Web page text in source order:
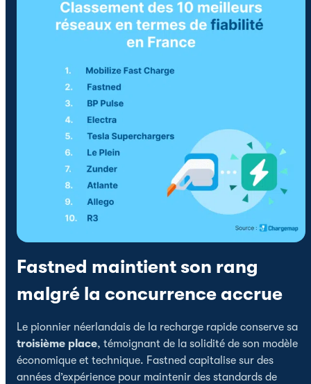
Fastned maintient son rang
malgré la concurrence accrue
Le pionnier néerlandais de la recharge rapide conserve sa
troisième place, témoignant de la solidité de son modèle
économique et technique. Fastned capitalise sur des
années d’expérience pour maintenir des standards de